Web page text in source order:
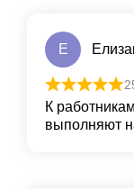
Е
К
выполняют